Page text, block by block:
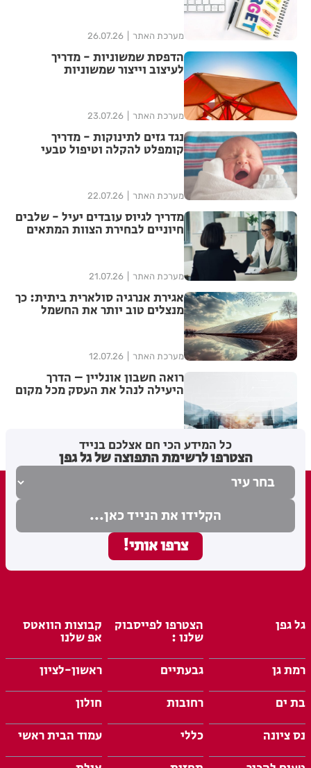
מערכת האתר 26.07.26
הדפסת שמשוניות - מדריך
לעיצוב וייצור שמשוניות
מערכת האתר 23.07.26
נגד גזים לתינוקות - מדריך
קומפלט להקלה וטיפול טבעי
מערכת האתר 22.07.26
מדריך לגיוס עובדים יעיל - שלבים
חיוניים לבחירת הצוות המתאים
מערכת האתר 21.07.26
אגירת אנרגיה סולארית ביתית: כך
מנצלים טוב יותר את החשמל
מערכת האתר 12.07.26
רואה חשבון אונליין – הדרך
היעילה לנהל את העסק מכל מקום
כל המידע הכי חם אצלכם בנייד
הצטרפו לרשימת התפוצה של גל גפן
גל גפן הצטרפו לפייסבוק
שלנו :
קבוצות הוואטס
אפ שלנו
רמת גן
גבעתיים
ראשון-לציון
בת ים
רחובות
חולון
נס ציונה
כללי
עמוד הבית ראשי